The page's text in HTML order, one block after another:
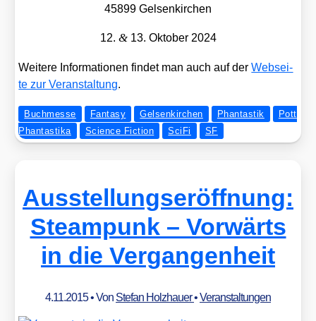
45899 Gel­sen­kir­chen
12. &13. Okto­ber 2024
Wei­te­re Infor­ma­tio­nen fin­det man auch auf derWeb­sei­
te zur Ver­an­stal­tung.
Buchmesse Fantasy Gelsenkirchen Phantastik
Pott
Phantastika
Science Fiction SciFi SF
Ausstellungseröffnung:
Steampunk – Vorwärts
in die Vergangenheit
4.11.2015• Von Stefan Holzhauer•Veranstaltungen